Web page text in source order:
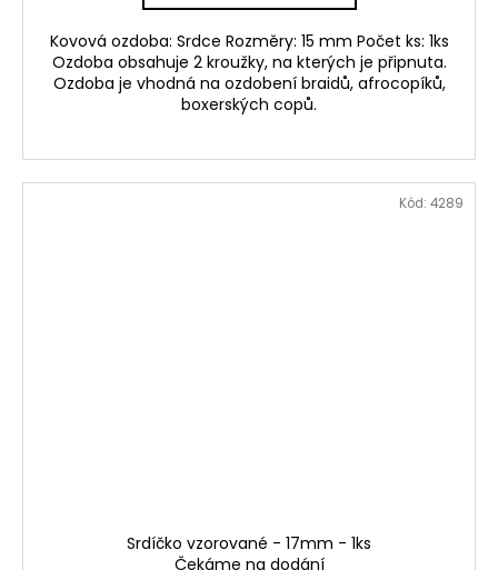
Kovová ozdoba: Srdce Rozměry: 15 mm Počet ks: 1ks
Ozdoba obsahuje 2 kroužky, na kterých je připnuta.
Ozdoba je vhodná na ozdobení braidů, afrocopíků,
boxerských copů.
Srdíčko vzorované - 17mm - 1ks
Čekáme na dodání
Kód: 4289